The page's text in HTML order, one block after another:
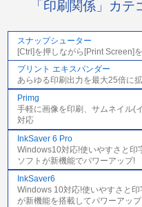
「印刷関係」カ
スナップシューター
[Ctrl]を押しながら[Print Screen]
プリント エキスパンダー
あらゆる印刷出力を最大25倍に
Primg
手軽に画像を印刷、サムネイル(
対応
InkSaver 6 Pro
Windows10対応!使いやすさと印
ソフトが新機能でパワーアップ!
InkSaver6
Windows 10対応!使いやすさと
が新機能を搭載してパワーアッ